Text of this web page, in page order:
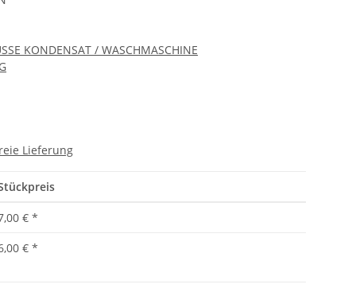
KONDENSAT / WASCHMASCHINE
Lieferung
€ *
€ *